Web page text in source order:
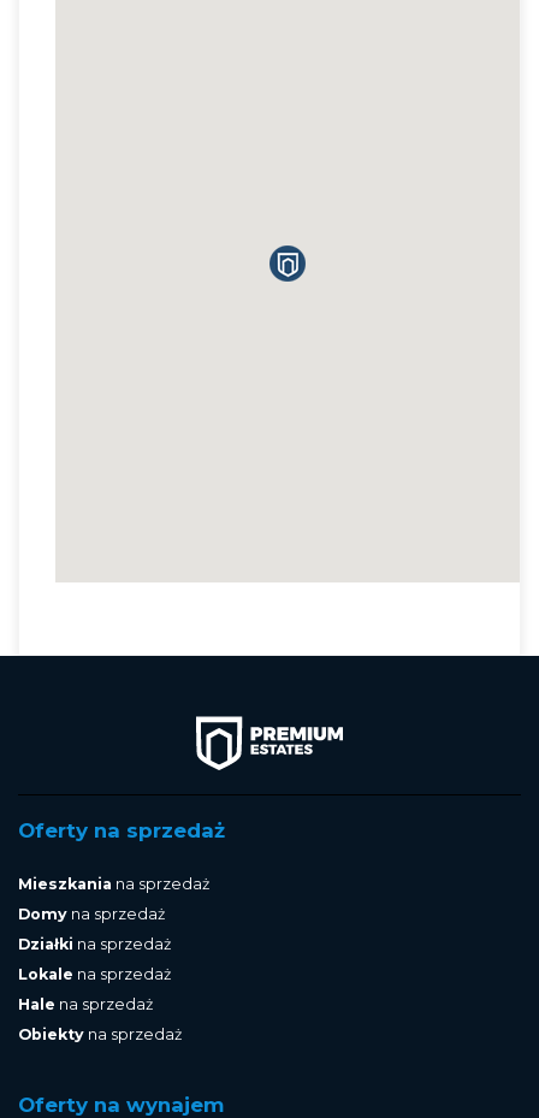
Oferty na sprzedaż
Mieszkania na sprzedaż
Domy na sprzedaż
Działki na sprzedaż
Lokale na sprzedaż
Hale na sprzedaż
Obiekty na sprzedaż
Oferty na wynajem